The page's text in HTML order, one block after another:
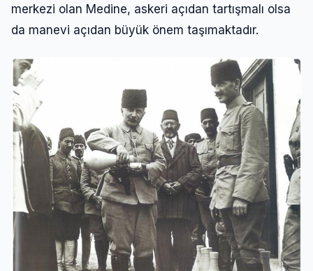
merkezi olan Medine, askeri açıdan tartışmalı olsa
da manevi açıdan büyük önem taşımaktadır.